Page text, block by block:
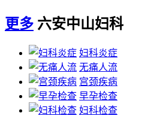
更多 六安中山妇科
妇科炎症
无痛人流
宫颈疾病
早孕检查
妇科检查